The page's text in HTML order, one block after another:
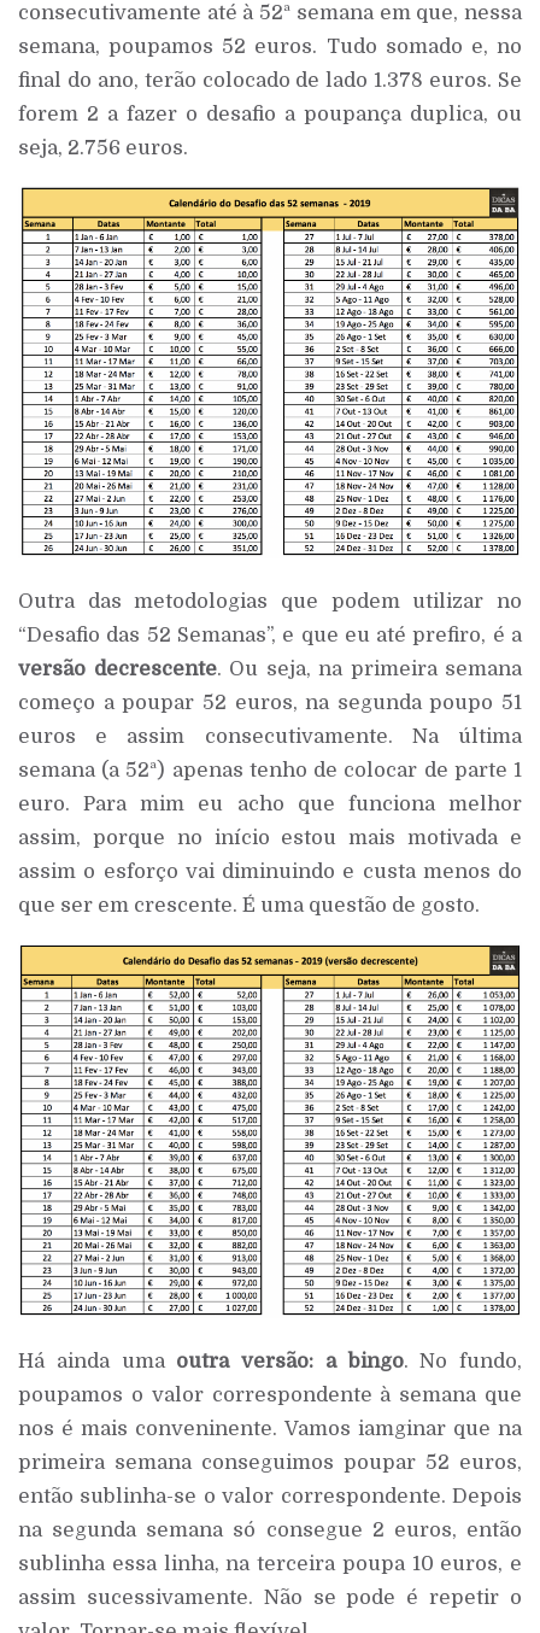
consecutivamente até à 52ª semana em que, nessa
semana, poupamos 52 euros. Tudo somado e, no
final do ano, terão colocado de lado 1.378 euros. Se
forem 2 a fazer o desafio a poupança duplica, ou
seja, 2.756 euros.
Outra das metodologias que podem utilizar no
“Desafio das 52 Semanas”, e que eu até prefiro, é a
versão decrescente. Ou seja, na primeira semana
começo a poupar 52 euros, na segunda poupo 51
euros e assim consecutivamente. Na última
semana (a 52ª) apenas tenho de colocar de parte 1
euro. Para mim eu acho que funciona melhor
assim, porque no início estou mais motivada e
assim o esforço vai diminuindo e custa menos do
que ser em crescente. É uma questão de gosto.
Há ainda uma outra versão: a bingo. No fundo,
poupamos o valor correspondente à semana que
nos é mais conveninente. Vamos iamginar que na
primeira semana conseguimos poupar 52 euros,
então sublinha-se o valor correspondente. Depois
na segunda semana só consegue 2 euros, então
sublinha essa linha, na terceira poupa 10 euros, e
assim sucessivamente. Não se pode é repetir o